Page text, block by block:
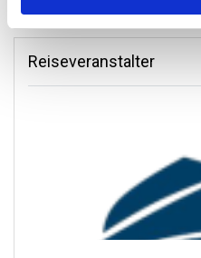
Reiseveranstalter